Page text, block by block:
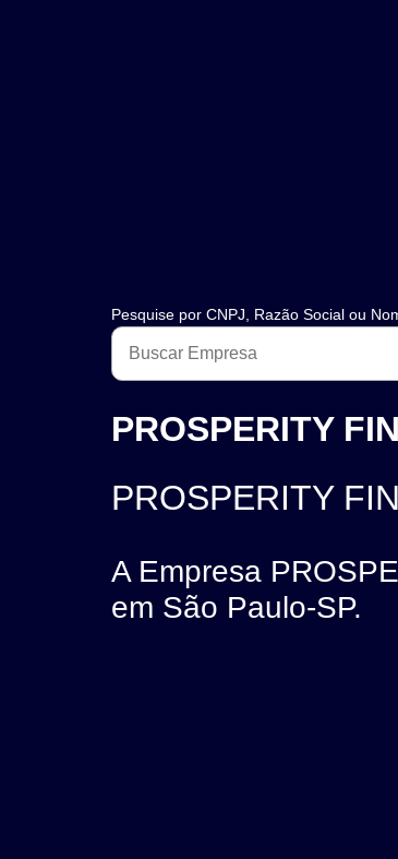
Pesquise por CNPJ, Razão Social ou
PROSPERITY
PROSPERITY
A Empresa
em São Paulo-SP.